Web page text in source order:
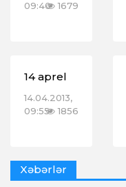
09:40 1679
14 aprel
14.04.2013,
09:55
1856
Xəbərlər